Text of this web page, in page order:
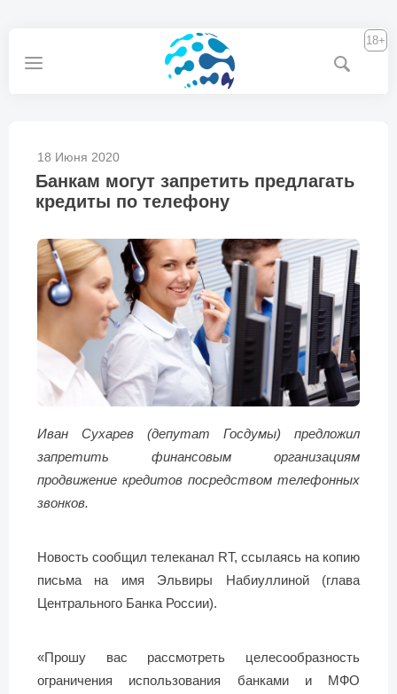
18+
18 Июня 2020
Банкам могут запретить предлагать
кредиты по телефону
Иван Сухарев (депутат Госдумы) предложил
запретить финансовым организациям
продвижение кредитов посредством телефонных
звонков.
Новость сообщил телеканал RT, ссылаясь на копию
письма на имя Эльвиры Набиуллиной (глава
Центрального Банка России).
«Прошу вас рассмотреть целесообразность
ограничения использования банками и МФО